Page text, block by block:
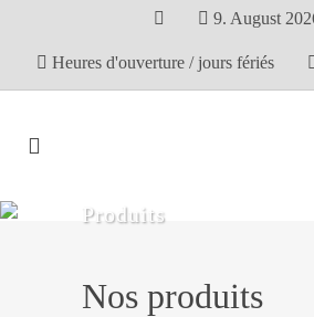
9. August
Heures d'ouverture / jours fériés
Produits
Nos produits